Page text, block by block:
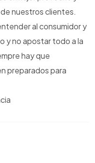
nuestros clientes.
al consumidor y
y no apostar todo a la
hay que
preparados para